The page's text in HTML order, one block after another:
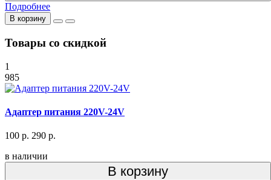
Подробнее
В корзину
Товары со скидкой
1
985
Адаптер питания 220V-24V
100 р. 290 р.
в наличии
В корзину